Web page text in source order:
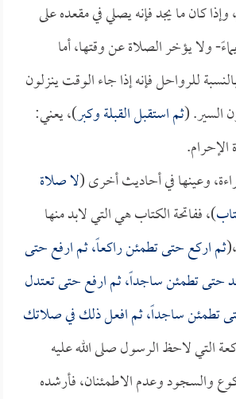
كان ما يجد فإنه يصلي في مقعده على
ولا يؤخر الصلاة عن وقتها، أما
للرواحل فإنه إذا جاء الوقت ينزلون
السير. (ثم استقبل القبلة وكبر)، يعني:
الإحرام.
وعينها في أحاديث أخرى (لا صلاة
)، ففاتحة الكتاب هي التي لابد منها
ثم اركع حتى تطمئن راكعاً، ثم ارفع حتى
حتى تطمئن ساجداً، ثم ارفع حتى تعتدل
تطمئن ساجداً، ثم افعل ذلك في صلاتك
التي لاحظ الرسول صلى الله عليه
والسجود وعدم الاطمئنان، فأرشده